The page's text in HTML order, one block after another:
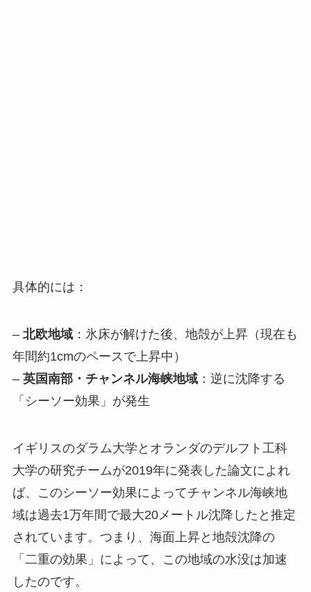
具体的には：
– 北欧地域：氷床が解けた後、地殻が上昇（現在も
年間約1cmのペースで上昇中）
– 英国南部・チャンネル海峡地域：逆に沈降する
「シーソー効果」が発生
イギリスのダラム大学とオランダのデルフト工科
大学の研究チームが2019年に発表した論文によれ
ば、このシーソー効果によってチャンネル海峡地
域は過去1万年間で最大20メートル沈降したと推定
されています。つまり、海面上昇と地殻沈降の
「二重の効果」によって、この地域の水没は加速
したのです。